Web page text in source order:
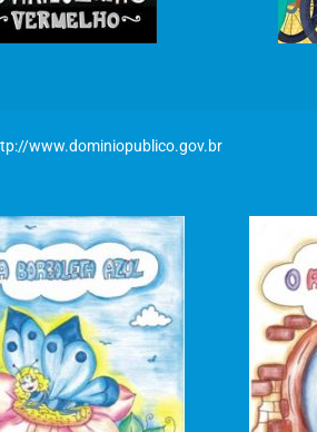
www.dominiopublico.gov.br